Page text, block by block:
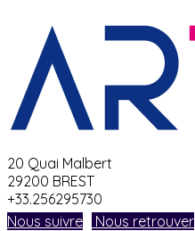
20 Quai Malbert
29200 BREST
+33.256295730
Nous suivre
Nous retrouver